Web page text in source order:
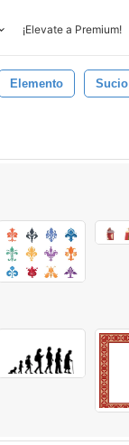
¡Elevate a Premium!
Elemento Sucio